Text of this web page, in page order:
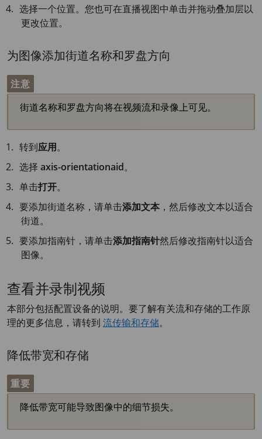
选择一个位置。您也可在直播视图中单击并拖动叠加层以
更改位置。
为图像添加街道名称和罗盘方向
注意
街道名称和罗盘方向将在视频流和录像上可见。
转到应用。
选择axis-orientationaid。
单击打开。
要添加街道名称，请单击添加文本 ，然后修改文本以适合
街道。
要添加指南针，请单击添加指南针然后修改指南针以适合
图像。
查看并录制视频
本部分包括配置设备的说明。要了解有关流和存储的工作原
理的更多信息，请转到 流传输和存储。
降低带宽和存储
重要
降低带宽可能导致图像中的细节损失。